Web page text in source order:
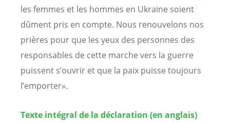
les femmes et les hommes en Ukraine soient
dûment pris en compte. Nous renouvelons nos
prières pour que les yeux des personnes des
responsables de cette marche vers la guerre
puissent s’ouvrir et que la paix puisse toujours
l’emporter».
Texte intégral de la déclaration (en anglais)